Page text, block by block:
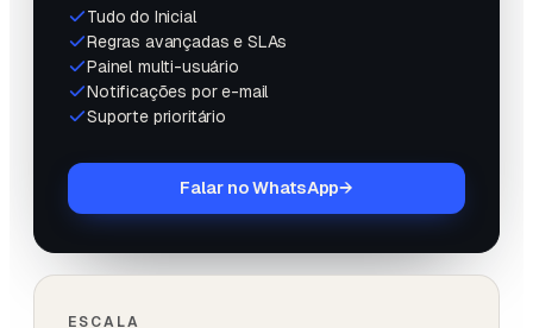
Tudo do Inicial
Regras avançadas e SLAs
Painel multi-usuário
Notificações por e-mail
Suporte prioritário
Falar no WhatsApp→
ESCALA